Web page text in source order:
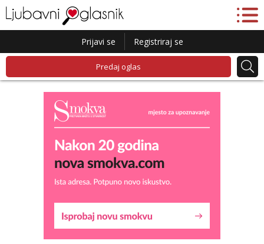
Prijavi se Registriraj se
Predaj oglas
Lucija
Razgovaram :)